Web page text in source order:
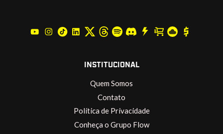
INSTITUCIONAL
Quem Somos
Contato
Política de Privacidade
Conheça o Grupo Flow